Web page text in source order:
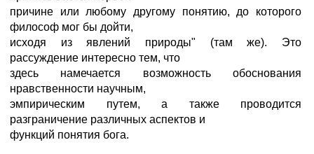
причине или любому другому понятию, до которого
философ мог бы дойти,
исходя из явлений природы" (там же). Это
рассуждение интересно тем, что
здесь намечается возможность обоснования
нравственности научным,
эмпирическим путем, а также проводится
разграничение различных аспектов и
функций понятия бога.